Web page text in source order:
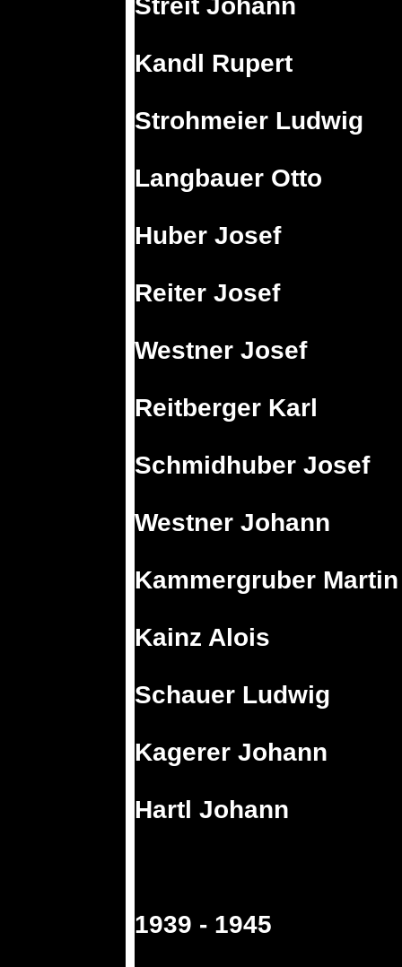
Streit Johann
Kandl Rupert
Strohmeier Ludwig
Langbauer Otto
Huber Josef
Reiter Josef
Westner Josef
Reitberger Karl
Schmidhuber Josef
Westner Johann
Kammergruber Martin
Kainz Alois
Schauer Ludwig
Kagerer Johann
Hartl Johann
1939 - 1945